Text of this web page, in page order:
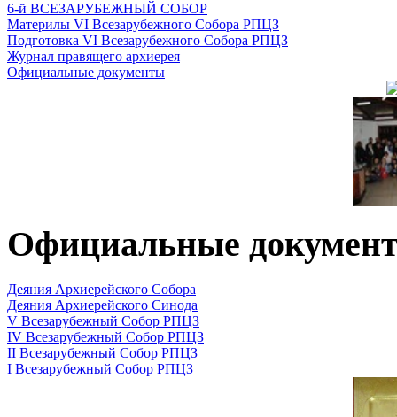
6-й ВСЕЗАРУБЕЖНЫЙ СОБОР
Материлы VI Всезарубежного Собора РПЦЗ
Подготовка VI Всезарубежного Собора РПЦЗ
Журнал правящего архиерея
Официальные документы
Официальные
Деяния Архиерейского Собора
Деяния Архиерейского Синода
V Всезарубежный Собор РПЦЗ
IV Всезарубежный Собор РПЦЗ
II Всезарубежный Собор РПЦЗ
I Всезарубежный Собор РПЦЗ